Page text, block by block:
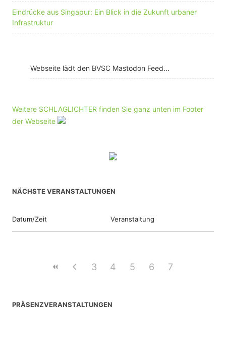
Eindrücke aus Singapur: Ein Blick in die Zukunft urbaner
Infrastruktur
Webseite lädt den BVSC Mastodon Feed...
Weitere SCHLAGLICHTER finden Sie ganz unten im Footer
der Webseite
NÄCHSTE VERANSTALTUNGEN
Datum/Zeit Veranstaltung
3 4 5 6 7
PRÄSENZVERANSTALTUNGEN